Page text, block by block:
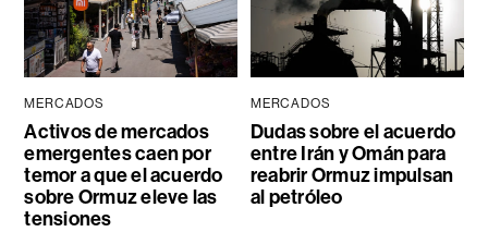
MERCADOS
Activos de mercados
emergentes caen por
temor a que el acuerdo
sobre Ormuz eleve las
tensiones
MERCADOS
Dudas sobre el acuerdo
entre Irán y Omán para
reabrir Ormuz impulsan
al petróleo